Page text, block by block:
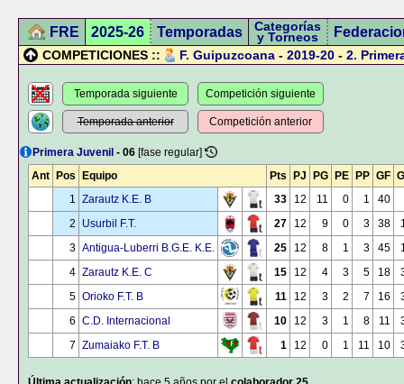
FRE 2025-26 Temporadas Categorías
y Torneos
COMPETICIONES :: F. Guipuzcoana - 2019-20 - 2.
Temporada siguiente
Temporada anterior
Competición siguiente
Competición anterior
Primera Juvenil - 06 [fase regular]
Ant
Pos Equipo Pts PJ PG PE PP GF
1 Zarautz K.E. B 33 12 11 0 1
40
2
Usurbil F.T. 27 12 9 0 3 38
3 Antigua-Luberri B.G.E. K.E. 25 12 8 1 3 45
4 Zarautz K.E. C 15 12 4 3 5 18
5 Orioko F.T. B 11 12 3 2 7 16
6 C.D. Internacional 10 12 3 1 8 11
7 Zumaiako F.T. B 1 12 0 1 11 10